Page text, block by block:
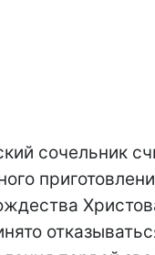
сочельник